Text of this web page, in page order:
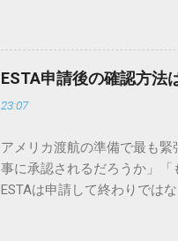
た場合 生まれた時の地名と
し、パスポート申請時に使
の名称を入力するのが一般的
ズに通過させ、安心して出
き方 アメリカ当局は、申請
先情報を求めています。 現
英語公式サイトを確認して
務職）、 SALES
は逆の順番で記入します。
場合 現在、仕事をしていな
「NO（いいえ）」を選択し
ESTA申請後の確認方法
23:07
アメリカ渡航の準備で最も
事に承認されるだろうか」「
ESTAは申請して終わりでは
の記事では、見落としがち